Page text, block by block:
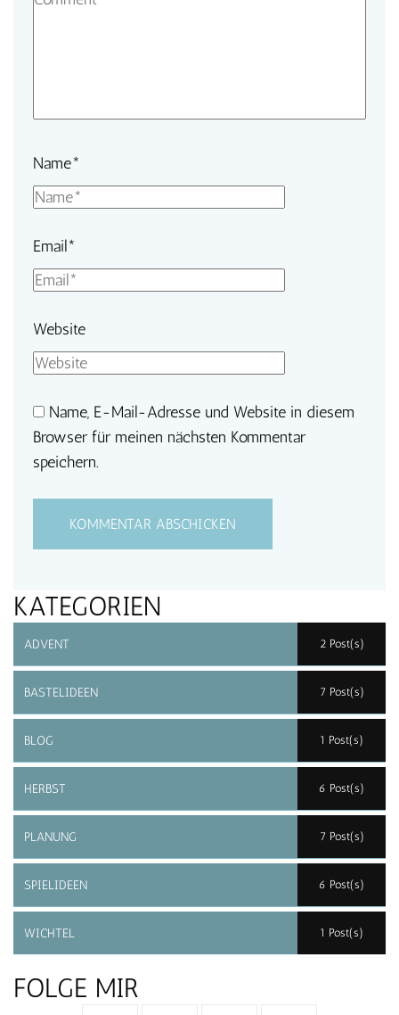
Name*
Email*
Website
Name, E-Mail-Adresse und Website in diesem
Browser für meinen nächsten Kommentar
speichern.
KATEGORIEN
ADVENT 2 Post(s)
BASTELIDEEN 7 Post(s)
BLOG 1 Post(s)
HERBST 6 Post(s)
PLANUNG 7 Post(s)
SPIELIDEEN 6 Post(s)
WICHTEL 1 Post(s)
FOLGE MIR